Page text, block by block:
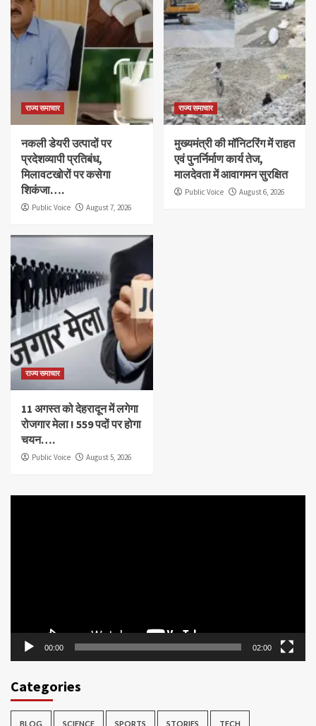
राज्य समाचार
नकली डेयरी उत्पादों पर
प्रदेशव्यापी प्रतिबंध,
मिलावटखोरों पर कसेगा
शिकंजा….
Public Voice August 7, 2026
राज्य समाचार
मुख्यमंत्री की मॉनिटरिंग में राहत
एवं पुनर्निर्माण कार्य तेज,
मालदेवता में आवागमन सुरक्षित
Public Voice August 6, 2026
राज्य समाचार
11 अगस्त को देहरादून में लगेगा
रोजगार मेला ! 559 पदों पर होगा
चयन….
Public Voice August 5, 2026
00:00 02:00
Categories
BLOG SCIENCE SPORTS STORIES TECH